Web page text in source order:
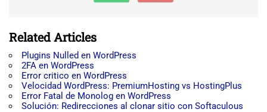
Related Articles
Plugins Nulled en WordPress
2FA en WordPress
Error critico en WordPress
Velocidad WordPress: PremiumHosting vs HostingPlus
Error Fatal de Monolog en WordPress
Solución: Redirecciones al clonar sitio con Softaculous